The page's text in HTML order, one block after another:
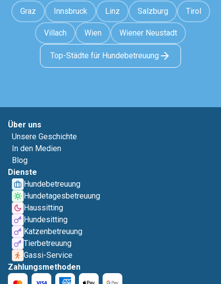
Graz Innsbruck Linz Salzburg Tirol
Villach Wien Wiener Neustadt
Top-Städte für Hundebetreuung
Über uns
Unsere Geschichte
In den Medien
Blog
Dienste
Hundebetreuung
Hundetagesbetreuung
Haussitting
Hundesitting
Katzenbetreuung
Tierbetreuung
Gassi-Service
Zahlungsmethoden